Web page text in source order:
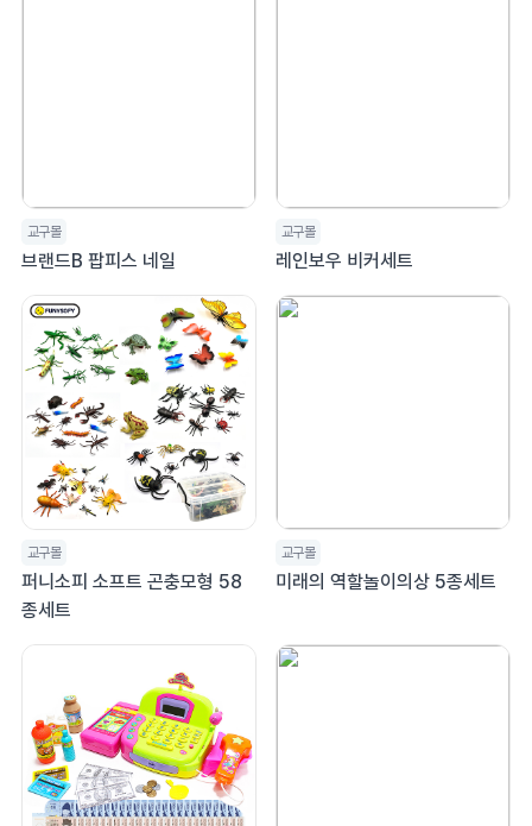
교구몰
브랜드B 팝피스 네일
교구몰
레인보우 비커세트
교구몰
퍼니소피 소프트 곤충모형 58
종세트
교구몰
미래의 역할놀이의상 5종세트